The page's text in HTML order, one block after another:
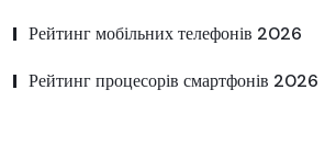
Рейтинг мобільних телефонів 2026
Рейтинг процесорів смартфонів 2026